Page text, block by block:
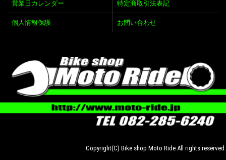
営業日カレンダー 特定商取引法表記
個人情報保護 お問い合わせ
Copyright(C) Bike shop Moto Ride All rights reserved.